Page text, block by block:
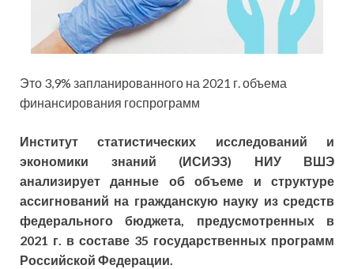
Это 3,9% запланированного на 2021 г. объема
финансирования госпрограмм
Институт статистических исследований и
экономики знаний (ИСИЭЗ) НИУ ВШЭ
анализирует данные об объеме и структуре
ассигнований на гражданскую науку из средств
федерального бюджета, предусмотренных в
2021 г. в составе 35 государственных программ
Российской Федерации.